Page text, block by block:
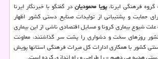
فرهنگی ایرنا،پویا محمودیاندر گفتگو با خبرنگار ایرنا
حمایت و پشتیبانی از تولیدات صنایع دستی کشور اظهار
روزهای سخت و دشواری را پشت سر گذاشتند، معاونت
کشور با همکاری ادارات کل میراث فرهنگی استانها پویش